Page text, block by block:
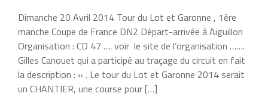
Dimanche 20 Avril 2014 Tour du Lot et Garonne , 1ére
manche Coupe de France DN2 Départ-arrivée à Aiguillon
Organisation : CD 47 …. voir le site de l’organisation …….
Gilles Canouet qui a participé au traçage du circuit en fait
la description : « . Le tour du Lot et Garonne 2014 serait
un CHANTIER, une course pour […]